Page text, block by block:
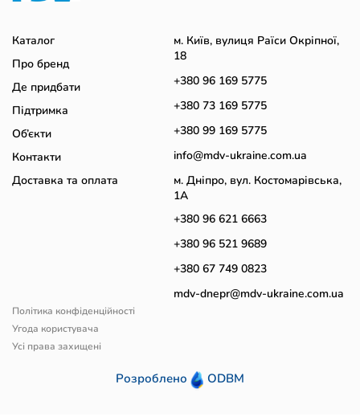
Каталог
Про бренд
Де придбати
Підтримка
Об’єкти
Контакти
Доставка та оплата
м. Київ, вулиця Раїси Окріпної,
18
+380 96 169 5775
+380 73 169 5775
+380 99 169 5775
info@mdv-ukraine.com.ua
м. Дніпро, вул. Костомарівська,
1А
+380 96 621 6663
+380 96 521 9689
+380 67 749 0823
mdv-dnepr@mdv-ukraine.com.ua
Політика конфіденційності
Угода користувача
Усі права захищені
Розроблено ODBM